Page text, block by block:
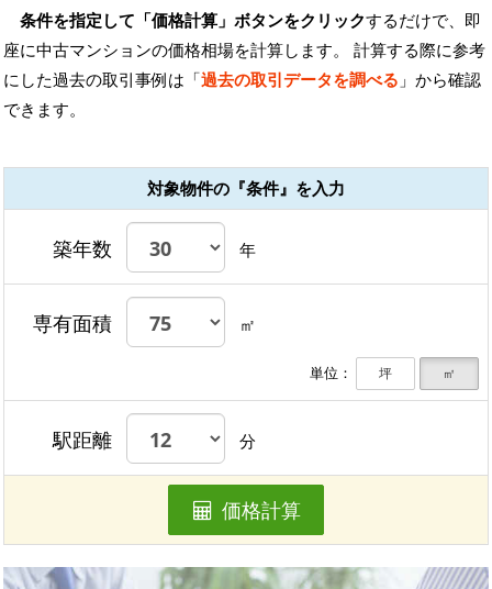
条件を指定して「価格計算」ボタンをクリックするだけで、即
座に中古マンションの価格相場を計算します。 計算する際に参考
にした過去の取引事例は「過去の取引データを調べる 」から確認
できます。
対象物件の『条件』を入力
築年数 年
専有面積 ㎡
単位： 坪 ㎡
駅距離 分
価格計算